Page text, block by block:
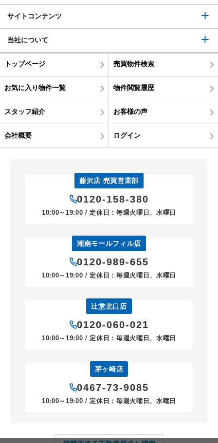
サイトコンテンツ
当社について
トップページ 売買物件検索
お気に入り物件一覧 物件閲覧履歴
スタッフ紹介 お客様の声
会社概要 ログイン
藤沢店 売買営業部
0120-158-380
10:00～19:00 / 定休日：毎週火曜日、水曜日
湘南モールフィル店
0120-989-655
10:00～19:00 / 定休日：毎週火曜日、水曜日
辻堂北口店
0120-060-021
10:00～19:00 / 定休日：毎週火曜日、水曜日
茅ヶ崎店
0467-73-9085
10:00～19:00 / 定休日：毎週火曜日、水曜日